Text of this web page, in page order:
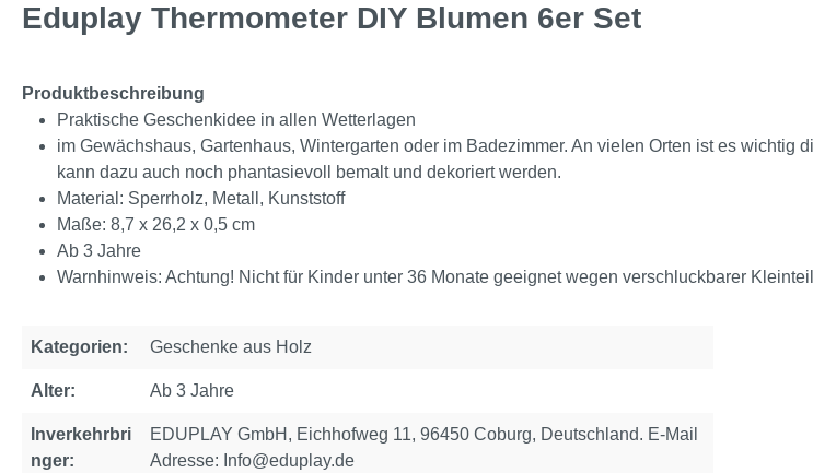
Eduplay Thermometer DIY Blumen 6er Set
Produktbeschreibung
Praktische Geschenkidee in allen Wetterlagen
im Gewächshaus, Gartenhaus, Wintergarten oder im Badezimmer. An vielen Orten ist es wichtig
kann dazu auch noch phantasievoll bemalt und dekoriert werden.
Material: Sperrholz, Metall, Kunststoff
Maße: 8,7 x 26,2 x 0,5 cm
Ab 3 Jahre
Warnhinweis: Achtung! Nicht für Kinder unter 36 Monate geeignet wegen verschluckbarer
Kategorien: Geschenke aus Holz
Alter: Ab 3 Jahre
Inverkehrbri
nger:
EDUPLAY GmbH, Eichhofweg 11, 96450 Coburg, Deutschland. E-Mail
Adresse: Info@eduplay.de